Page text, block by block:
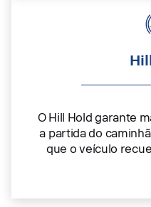
O Hill Hold garante
a partida do
que o veículo